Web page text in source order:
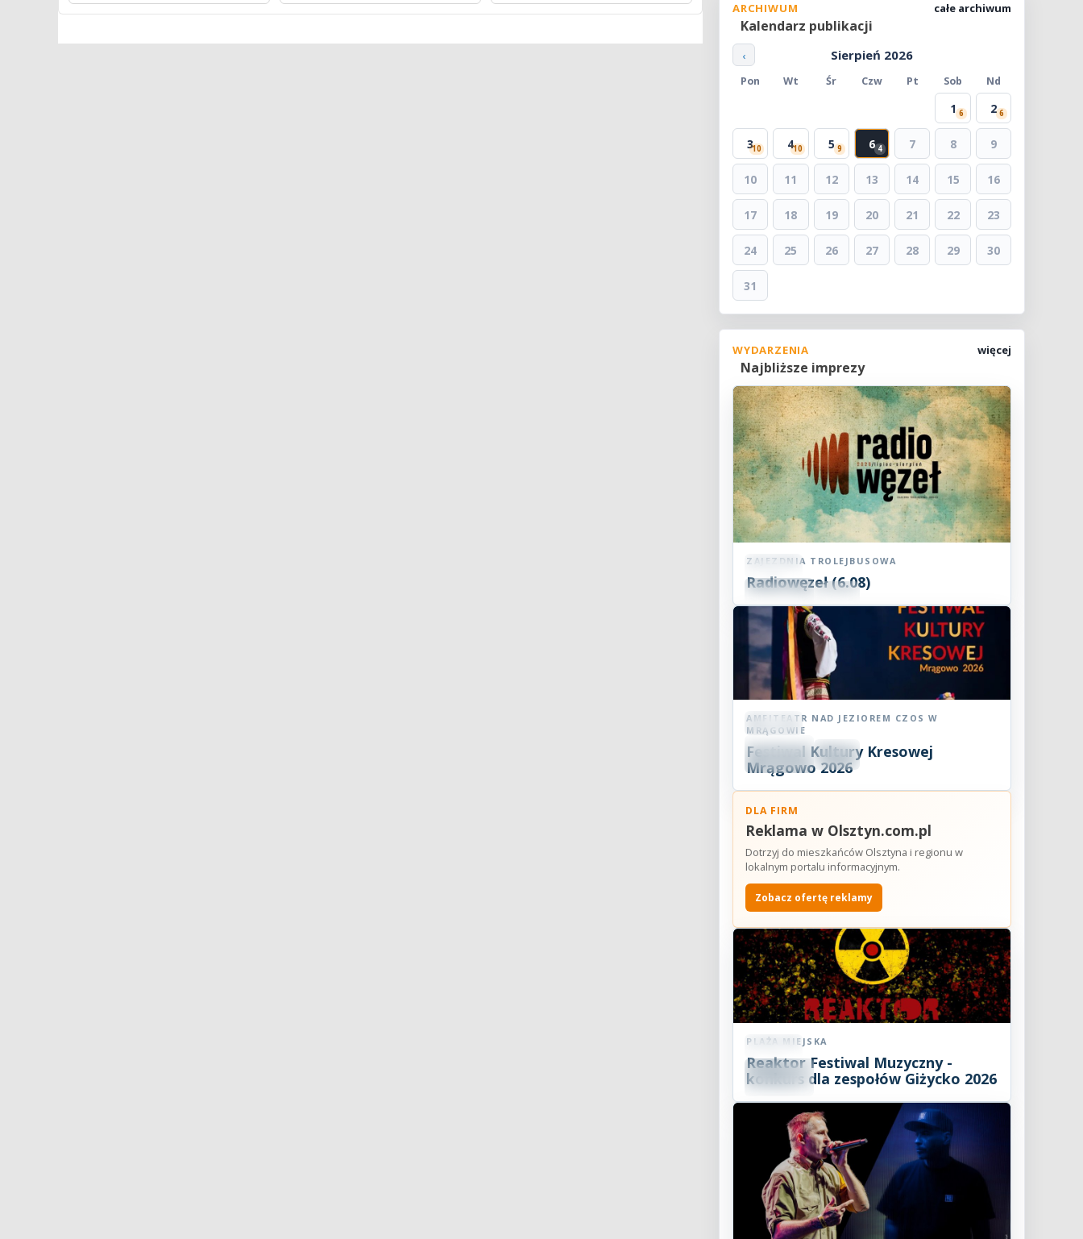
ARCHIWUM
Kalendarz publikacji
całe archiwum
‹ Sierpień 2026
Pon Wt Śr Czw Pt Sob Nd
1 6 2 6
310 410 5 9 6 4 7 8 9
10 11 12 13 14 15 16
17 18 19 20 21 22 23
24 25 26 27 28 29 30
31
WYDARZENIA
Najbliższe imprezy
więcej
Koncert
06 SIE
2026
ZAJEZDNIA TROLEJBUSOWA
Radiowęzeł (6.08)
06 SIE 18:30
AMFITEATR NAD JEZIOREM CZOS W
MRĄGOWIE
Festiwal Kultury Kresowej
Mrągowo 2026
DLA FIRM
Reklama w Olsztyn.com.pl
Dotrzyj do mieszkańców Olsztyna i regionu w
lokalnym portalu informacyjnym.
Zobacz ofertę reklamy
Koncert
07 2026
PLAŻA MIEJSKA
Reaktor Festiwal Muzyczny -
konkurs dla zespołów Giżycko 2026